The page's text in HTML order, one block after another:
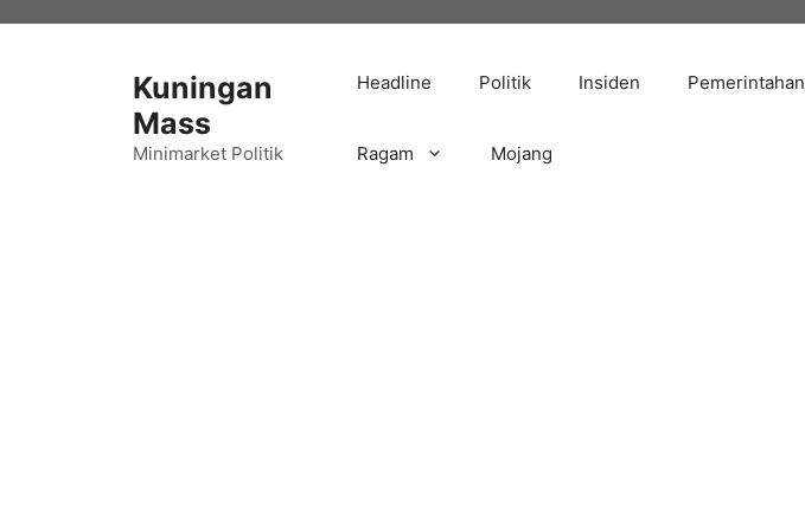
Kuningan
Mass
Minimarket Politik
Headline Politik Insiden Pemerintahan
Ragam Mojang